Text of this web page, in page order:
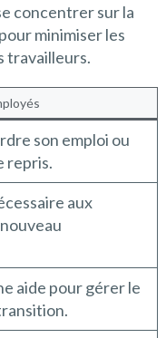
concentrer sur la
minimiser les
travailleurs.
son emploi ou
repris.
aux
aide pour gérer le